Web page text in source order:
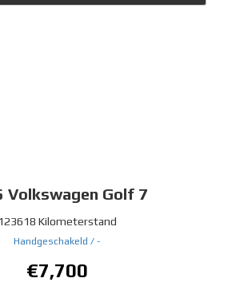
Volkswagen Golf 7
Kilometerstand
Handgeschakeld / -
€7,700